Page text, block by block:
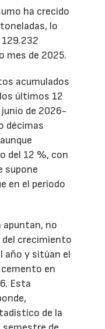
ha crecido
lo
129.232
mes de 2025.
acumulados
últimos 12
de 2026-
décimas
del 12 %, con
supone
en el período
apuntan, no
crecimiento
año y sitúan el
en
Esta
de la